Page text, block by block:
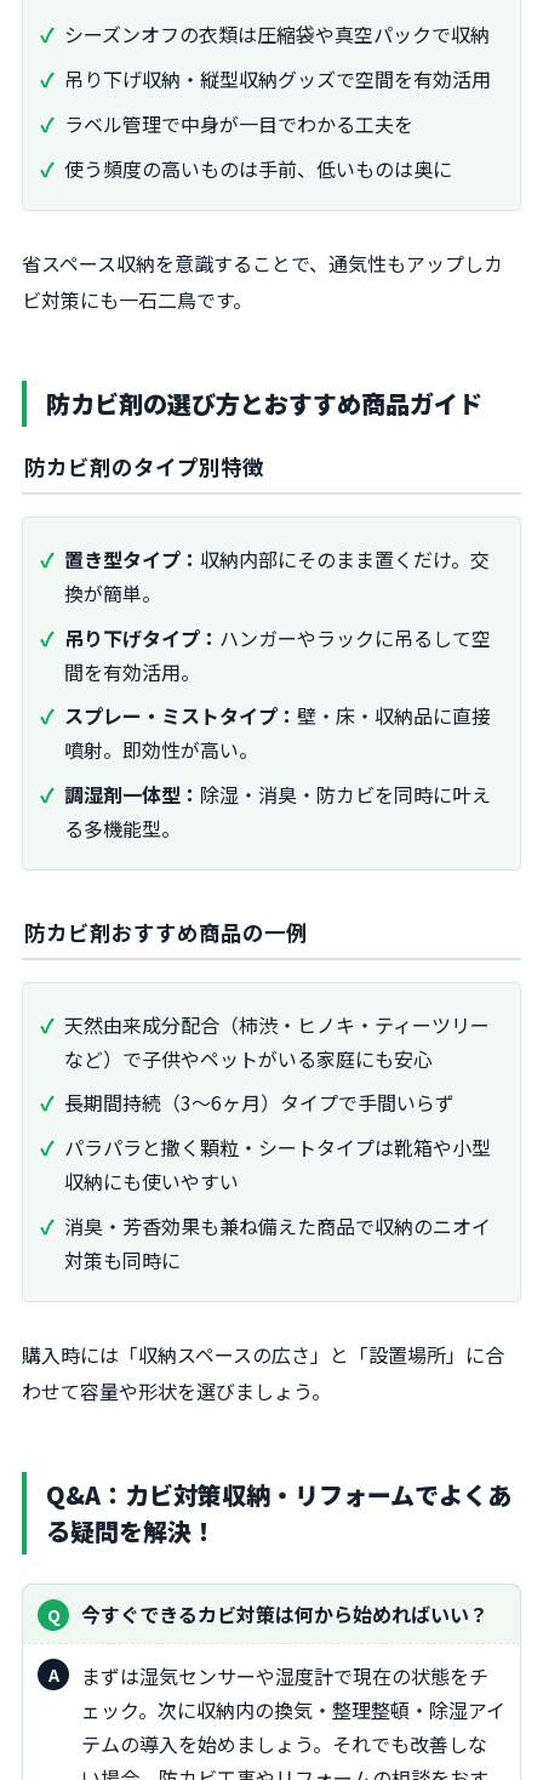
シーズンオフの衣類は圧縮袋や真空パックで収納
吊り下げ収納・縦型収納グッズで空間を有効活用
ラベル管理で中身が一目でわかる工夫を
使う頻度の高いものは手前、低いものは奥に
省スペース収納を意識することで、通気性もアップしカ
ビ対策にも一石二鳥です。
防カビ剤の選び方とおすすめ商品ガイド
防カビ剤のタイプ別特徴
置き型タイプ： 収納内部にそのまま置くだけ。交
換が簡単。
吊り下げタイプ： ハンガーやラックに吊るして空
間を有効活用。
スプレー・ミストタイプ： 壁・床・収納品に直接
噴射。即効性が高い。
調湿剤一体型： 除湿・消臭・防カビを同時に叶え
る多機能型。
防カビ剤おすすめ商品の一例
天然由来成分配合（柿渋・ヒノキ・ティーツリー
など）で子供やペットがいる家庭にも安心
長期間持続（3～6ヶ月）タイプで手間いらず
パラパラと撒く顆粒・シートタイプは靴箱や小型
収納にも使いやすい
消臭・芳香効果も兼ね備えた商品で収納のニオイ
対策も同時に
購入時には「収納スペースの広さ」と「設置場所」に合
わせて容量や形状を選びましょう。
Q&A：カビ対策収納・リフォームでよくあ
る疑問を解決！
今すぐできるカビ対策は何から始めればいい？
まずは湿気センサーや湿度計で現在の状態をチ
ェック。次に収納内の換気・整理整頓・除湿アイ
テムの導入を始めましょう。それでも改善しな